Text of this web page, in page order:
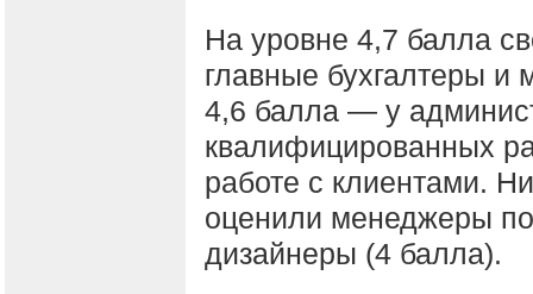
На уровне 4,7 балла
главные бухгалтеры
4,6 балла — у
квалифицированных
работе с клиентами.
оценили менеджеры
дизайнеры (4 балла).